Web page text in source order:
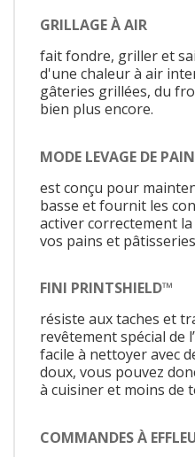
GRILLAGE À AIR
fait fondre, griller et
d'une chaleur à air
gâteries grillées, du
bien plus encore.
MODE LEVAGE DE PAIN
est conçu pour
basse et fournit les
activer correctement
vos pains et
FINI PRINTSHIELD™
résiste aux taches et
revêtement spécial de
facile à nettoyer avec
doux, vous pouvez
à cuisiner et moins de
COMMANDES À